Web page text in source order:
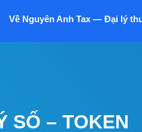
Về Nguyên Anh Tax — Đại lý
SỐ – TOKEN